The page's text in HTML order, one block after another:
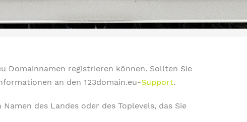
Domainnamen registrieren können. Sollten Sie
an den 123domain.eu-Support.
des Landes oder des Toplevels, das Sie